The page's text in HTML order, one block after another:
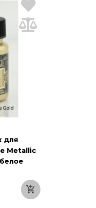
для
Metallic